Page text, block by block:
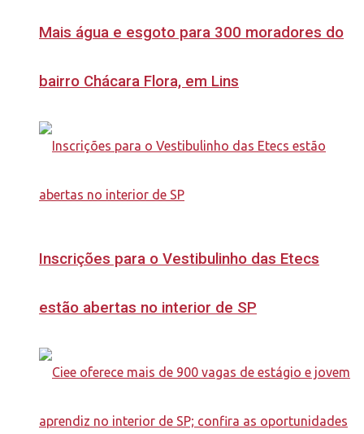
Mais água e esgoto para 300 moradores do
bairro Chácara Flora, em Lins
Inscrições para o Vestibulinho das Etecs
estão abertas no interior de SP